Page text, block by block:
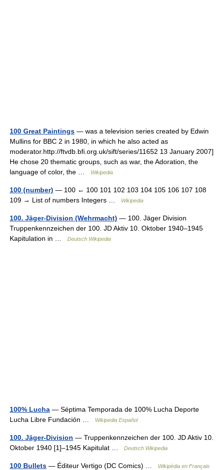
100 Great Paintings — was a television series created by Edwin
Mullins for BBC 2 in 1980, in which he also acted as
moderator.http://ftvdb.bfi.org.uk/sift/series/11652 13 January 2007]
He chose 20 thematic groups, such as war, the Adoration, the
language of color, the …
Wikipedia
100 (number) — 100 ← 100 101 102 103 104 105 106 107 108
109 → List of numbers Integers …
Wikipedia
100. Jäger-Division (Wehrmacht) — 100. Jäger Division
Truppenkennzeichen der 100. JD Aktiv 10. Oktober 1940–1945
Kapitulation in …
Deutsch Wikipedia
100% Lucha — Séptima Temporada de 100% Lucha Deporte
Lucha Libre Fundación …
Wikipedia Español
100. Jäger-Division — Truppenkennzeichen der 100. JD Aktiv 10.
Oktober 1940 [1]–1945 Kapitulat …
Deutsch Wikipedia
100 Bullets — Éditeur Vertigo (DC Comics) … Wikipédia en Français